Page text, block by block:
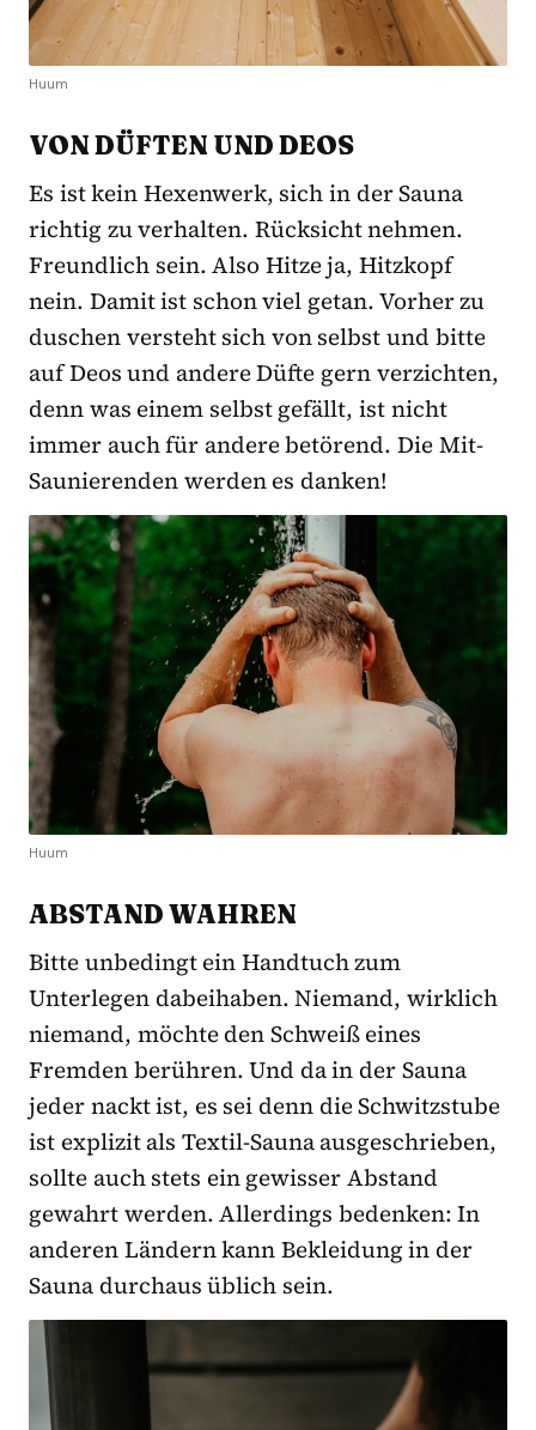
Huum
VON DÜFTEN UND DEOS
Es ist kein Hexenwerk, sich in der Sauna
richtig zu verhalten. Rücksicht nehmen.
Freundlich sein. Also Hitze ja, Hitzkopf
nein. Damit ist schon viel getan. Vorher zu
duschen versteht sich von selbst und bitte
auf Deos und andere Düfte gern verzichten,
denn was einem selbst gefällt, ist nicht
immer auch für andere betörend. Die Mit-
Saunierenden werden es danken!
Huum
ABSTAND WAHREN
Bitte unbedingt ein Handtuch zum
Unterlegen dabeihaben. Niemand, wirklich
niemand, möchte den Schweiß eines
Fremden berühren. Und da in der Sauna
jeder nackt ist, es sei denn die Schwitzstube
ist explizit als Textil-Sauna ausgeschrieben,
sollte auch stets ein gewisser Abstand
gewahrt werden. Allerdings bedenken: In
anderen Ländern kann Bekleidung in der
Sauna durchaus üblich sein.